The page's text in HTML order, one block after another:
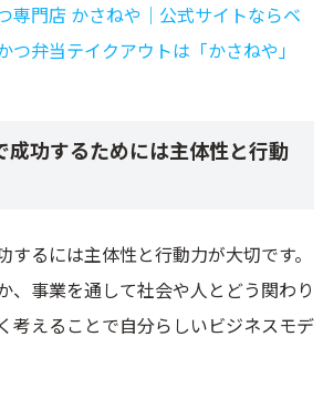
専門店 かさねや｜公式サイトならベ
つ弁当テイクアウトは「かさねや」
成功するためには主体性と行動
するには主体性と行動力が大切です。
、事業を通して社会や人とどう関わり
考えることで自分らしいビジネスモデ